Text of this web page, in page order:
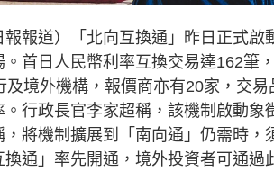
報報道）「北向互換通」昨日正式
。首日人民幣利率互換交易達162筆
及境外機構，報價商亦有20家，交
。行政長官李家超稱，該機制啟動
，將機制擴展到「南向通」仍需時，
換通」率先開通，境外投資者可通